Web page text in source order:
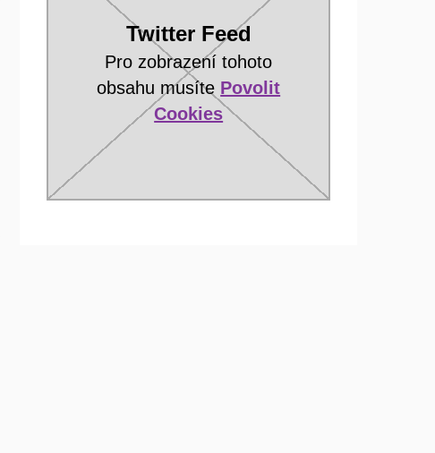
Twitter Feed
Pro zobrazení tohoto
obsahu musíte Povolit
Cookies